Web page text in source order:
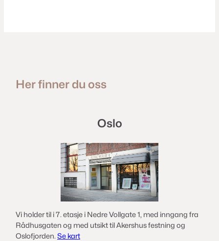
Her finner du oss
Oslo
Vi holder til i 7. etasje i Nedre Vollgate 1, med inngang fra
Rådhusgaten og med utsikt til Akershus festning og
Oslofjorden. Se kart